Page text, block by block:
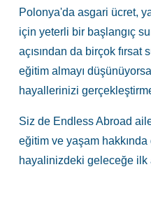
Polonya'da asgari ücret,
için yeterli bir başlangıç
açısından da birçok fırsat
eğitim almayı
hayallerinizi
Siz de Endless Abroad
eğitim ve yaşam
hayalinizdeki geleceğe ilk